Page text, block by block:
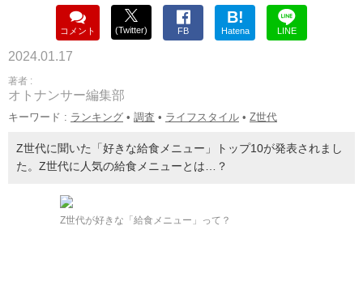
コメント (Twitter) FB
B!
Hatena LINE
2024.01.17
著者 :
オトナンサー編集部
キーワード : ランキング • 調査 • ライフスタイル • Z世代
Z世代に聞いた「好きな給食メニュー」トップ10が発表されまし
た。Z世代に人気の給食メニューとは…？
Z世代が好きな「給食メニュー」って？